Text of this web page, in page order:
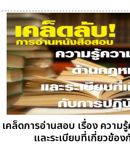
เคล็ดการอ่านสอบ เรื่อง ความ
และระเบียบที่เกี่ยวข้อ